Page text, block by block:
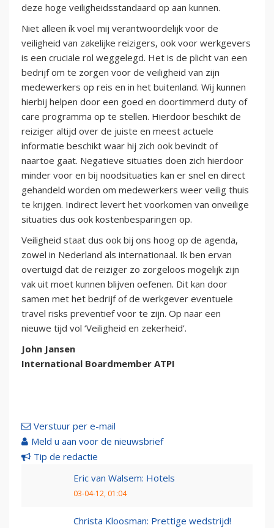
deze hoge veiligheidsstandaard op aan kunnen.
Niet alleen ík voel mij verantwoordelijk voor de
veiligheid van zakelijke reizigers, ook voor werkgevers
is een cruciale rol weggelegd. Het is de plicht van een
bedrijf om te zorgen voor de veiligheid van zijn
medewerkers op reis en in het buitenland. Wij kunnen
hierbij helpen door een goed en doortimmerd duty of
care programma op te stellen. Hierdoor beschikt de
reiziger altijd over de juiste en meest actuele
informatie beschikt waar hij zich ook bevindt of
naartoe gaat. Negatieve situaties doen zich hierdoor
minder voor en bij noodsituaties kan er snel en direct
gehandeld worden om medewerkers weer veilig thuis
te krijgen. Indirect levert het voorkomen van onveilige
situaties dus ook kostenbesparingen op.
Veiligheid staat dus ook bij ons hoog op de agenda,
zowel in Nederland als internationaal. Ik ben ervan
overtuigd dat de reiziger zo zorgeloos mogelijk zijn
vak uit moet kunnen blijven oefenen. Dit kan door
samen met het bedrijf of de werkgever eventuele
travel risks preventief voor te zijn. Op naar een
nieuwe tijd vol ‘Veiligheid en zekerheid’.
John Jansen
International Boardmember ATPI
Verstuur per e-mail
Meld u aan voor de nieuwsbrief
Tip de redactie
Eric van Walsem: Hotels
03-04-12, 01:04
Christa Kloosman: Prettige wedstrijd!